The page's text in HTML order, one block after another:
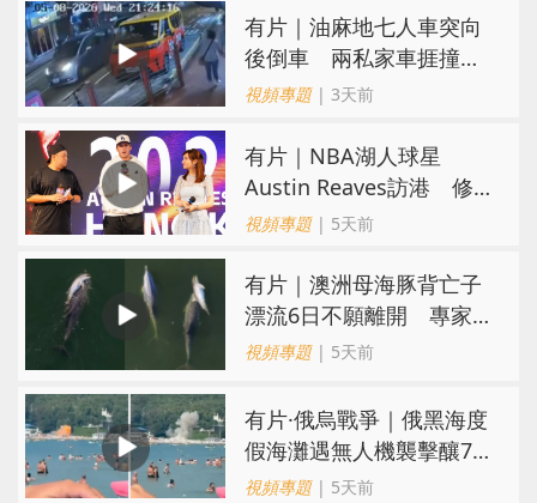
有片｜油麻地七人車突向
後倒車 兩私家車捱撞
司機不顧而去
視頻專題| 3天前
有片｜NBA湖人球星
Austin Reaves訪港 修
頓與青少年交流球技
視頻專題| 5天前
有片｜澳洲母海豚背亡子
漂流6日不願離開 專家：
極度悲傷下的哀悼行為
視頻專題| 5天前
​有片·俄烏戰爭｜俄黑海度
假海灘遇無人機襲擊釀7死
40傷 俄烏各執一詞
視頻專題| 5天前